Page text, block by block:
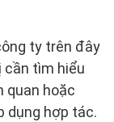
ty trên đây
cần tìm hiểu
quan hoặc
dụng hợp tác.